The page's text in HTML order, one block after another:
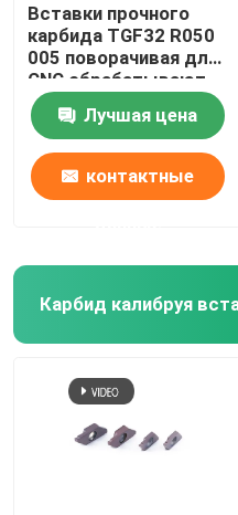
Вставки прочного
карбида TGF32 R050
005 поворачивая для
CNC обрабатывают
калибровать на
токарном станке
подвергать
механической
обработке
Лучшая цена
контактные
Карбид калибруя